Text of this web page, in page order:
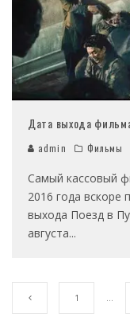
Дата выхода
admin Фильмы
Самый кассовый
2016 года вскоре
выхода Поезд в
августа...
1 …